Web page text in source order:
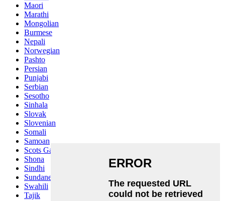
Maori
Marathi
Mongolian
Burmese
Nepali
Norwegian
Pashto
Persian
Punjabi
Serbian
Sesotho
Sinhala
Slovak
Slovenian
Somali
Samoan
Scots Gaelic
Shona
Sindhi
Sundanese
Swahili
Tajik